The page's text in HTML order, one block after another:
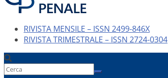
RIVISTA MENSILE – ISSN 2499-846X
RIVISTA TRIMESTRALE – ISSN 2724-0304